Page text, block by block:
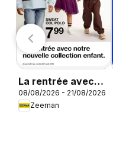
La rentrée avec
notre nouvelle
collection enfant
08/08/2026 - 21/08/2026
Zeeman